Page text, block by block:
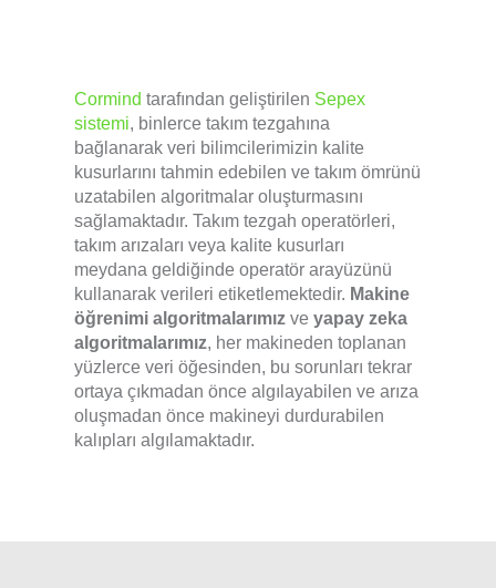
Cormind tarafından geliştirilen Sepex
sistemi, binlerce takım tezgahına
bağlanarak veri bilimcilerimizin kalite
kusurlarını tahmin edebilen ve takım ömrünü
uzatabilen algoritmalar oluşturmasını
sağlamaktadır. Takım tezgah operatörleri,
takım arızaları veya kalite kusurları
meydana geldiğinde operatör arayüzünü
kullanarak verileri etiketlemektedir. Makine
öğrenimi algoritmalarımız veyapay zeka
algoritmalarımız, her makineden toplanan
yüzlerce veri öğesinden, bu sorunları tekrar
ortaya çıkmadan önce algılayabilen ve arıza
oluşmadan önce makineyi durdurabilen
kalıpları algılamaktadır.